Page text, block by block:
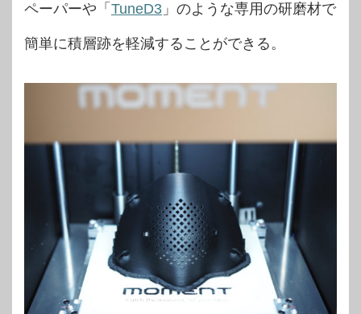
ペーパーや「 TuneD3 」のような専用の研磨材で
簡単に積層跡を軽減することができる。